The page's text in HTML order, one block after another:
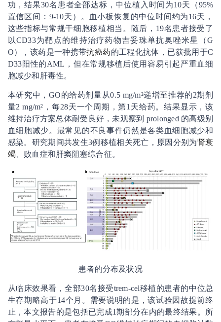
功，结果30名患者全部达标，中位植入时间为10天（95%
置信区间：9-10天）。血小板恢复的中位时间约为16天，
这些指标与常规干细胞移植相当。随后，19名患者接受了
以CD33为靶点的维持治疗药物吉妥珠单抗奥唑米星（G
O），该药是一种携带抗癌药的工程化抗体，已获批用于C
D33阳性的AML，但在常规移植后使用容易引起严重血细
胞减少和肝毒性。
本研究中，GO的给药剂量从0.5 mg/m²递增至推荐的2期剂
量2 mg/m²，每28天一个周期，第1天给药。结果显示，该
维持治疗方案总体耐受良好，未观察到 prolonged 的高级别
血细胞减少。最常见的不良事件仍然是各类血细胞减少和
感染。研究期间共发生3例移植相关死亡，原因分别为肾衰
竭 、败血症和肝窦阻塞综合征。
患者的分布及状况
从临床效果看，全部30名接受trem-cel移植的患者的中位总
生存期略高于14个月。需要说明的是，该试验因故提前终
止，本文报告的是包括已完成1期部分在内的最终结果。所